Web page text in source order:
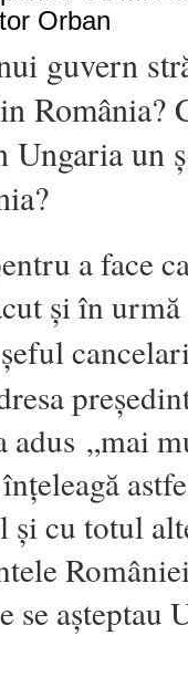
guvern
România?
Ungaria un
a face
și în
adus „mai
cu totul
se